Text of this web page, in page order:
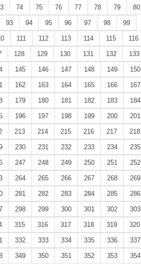
74 75 76 77 78 79 80
93 94 95 96 97 98 99
111 112 113 114 115 116
128 129 130 131 132 133
145 146 147 148 149 150
162 163 164 165 166 167
179 180 181 182 183 184
196 197 198 199 200 201
213 214 215 216 217 218
230 231 232 233 234 235
247 248 249 250 251 252
264 265 266 267 268 269
281 282 283 284 285 286
298 299 300 301 302 303
315 316 317 318 319 320
332 333 334 335 336 337
349 350 351 352 353 354